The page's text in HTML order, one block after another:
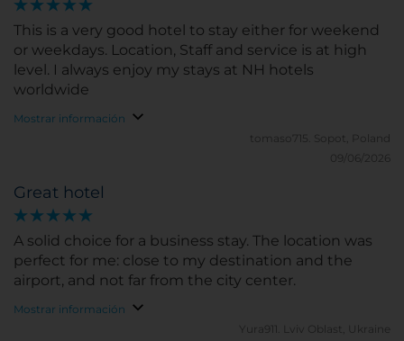
This is a very good hotel to stay either for weekend
or weekdays. Location, Staff and service is at high
level. I always enjoy my stays at NH hotels
worldwide
Mostrar información
tomaso715.
Sopot, Poland
09/06/2026
Great hotel
A solid choice for a business stay. The location was
perfect for me: close to my destination and the
airport, and not far from the city center.
Mostrar información
Yura911.
Lviv Oblast, Ukraine